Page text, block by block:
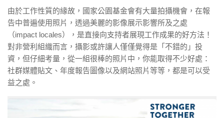
由於工作性質的緣故，國家公園基金會有大量拍攝機會，在報
告中普遍使用照片，透過美麗的影像展示影響所及之處
（impact locales），是直接向支持者展現工作成果的好方法！
對非營利組織而言，攝影或許讓人僅僅覺得是「不錯的」投
資，但仔細考量，從一組很棒的照片中，你能取得不少好處：
社群媒體貼文、年度報告圖像以及網站照片等等，都是可以受
益之處。